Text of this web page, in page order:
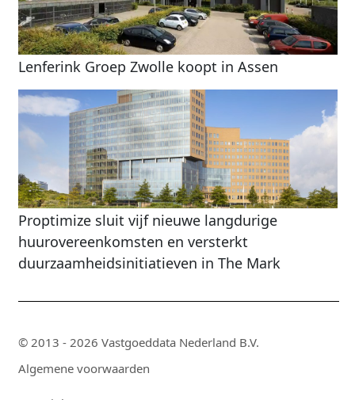
Lenferink Groep Zwolle koopt in Assen
Proptimize sluit vijf nieuwe langdurige
huurovereenkomsten en versterkt
duurzaamheidsinitiatieven in The Mark
© 2013 - 2026 Vastgoeddata Nederland B.V.
Algemene voorwaarden